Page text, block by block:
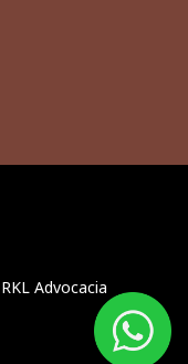
Advocacia